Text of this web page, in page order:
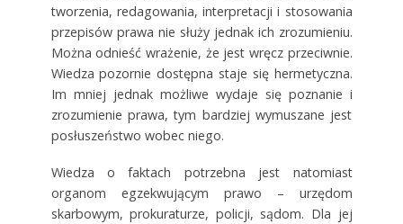
tworzenia, redagowania, interpretacji i stosowania
przepisów prawa nie służy jednak ich zrozumieniu.
Można odnieść wrażenie, że jest wręcz przeciwnie.
Wiedza pozornie dostępna staje się hermetyczna.
Im mniej jednak możliwe wydaje się poznanie i
zrozumienie prawa, tym bardziej wymuszane jest
posłuszeństwo wobec niego.
Wiedza o faktach potrzebna jest natomiast
organom egzekwującym prawo – urzędom
skarbowym, prokuraturze, policji, sądom. Dla jej